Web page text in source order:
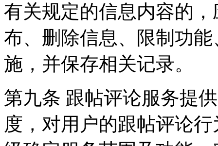
有关规定的信息内容的
布、删除信息、限制功
施，并保存相关记录。
第九条 跟帖评论服务提
度，对用户的跟帖评论